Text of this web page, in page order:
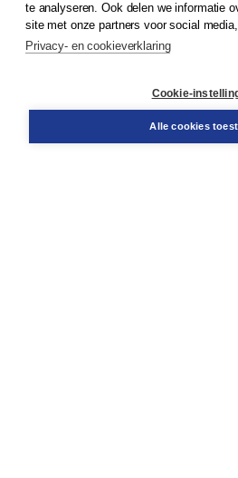
Klantenservice
Service & informatie
Contact
te analyseren. Ook delen we informatie
site met onze partners voor social
Privacy- en cookieverklaring
Cookie-
Alle cookies